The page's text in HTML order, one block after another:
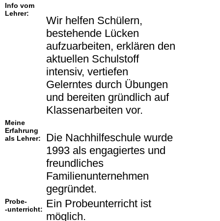
Info vom
Lehrer:
Wir helfen Schülern,
bestehende Lücken
aufzuarbeiten, erklären den
aktuellen Schulstoff
intensiv, vertiefen
Gelerntes durch Übungen
und bereiten gründlich auf
Klassenarbeiten vor.
Meine
Erfahrung
als Lehrer:
Die Nachhilfeschule wurde
1993 als engagiertes und
freundliches
Familienunternehmen
gegründet.
Probe-
-unterricht: Ein Probeunterricht ist
möglich.